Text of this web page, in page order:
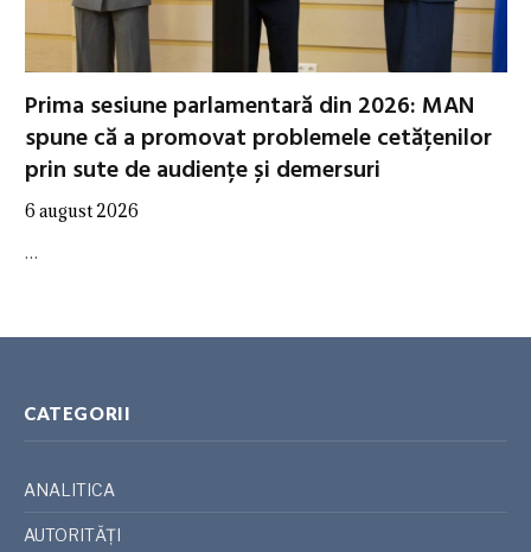
Prima sesiune parlamentară din 2026: MAN
spune că a promovat problemele cetățenilor
prin sute de audiențe și demersuri
6 august 2026
…
CATEGORII
ANALITICA
AUTORITĂȚI